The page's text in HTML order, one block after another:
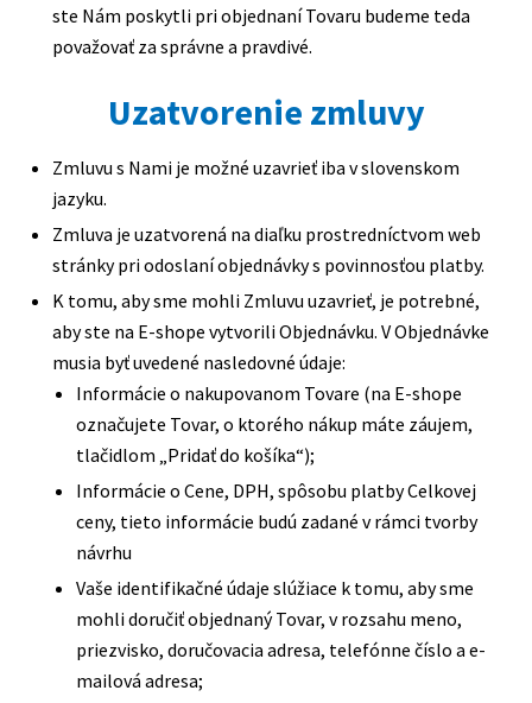
ste Nám poskytli pri objednaní Tovaru budeme teda
považovať za správne a pravdivé.
Uzatvorenie zmluvy
Zmluvu s Nami je možné uzavrieť iba v slovenskom
jazyku.
Zmluva je uzatvorená na diaľku prostredníctvom web
stránky pri odoslaní objednávky s povinnosťou platby.
K tomu, aby sme mohli Zmluvu uzavrieť, je potrebné,
aby ste na E-shope vytvorili Objednávku. V Objednávke
musia byť uvedené nasledovné údaje:
Informácie o nakupovanom Tovare (na E-shope
označujete Tovar, o ktorého nákup máte záujem,
tlačidlom „Pridať do košíka“);
Informácie o Cene, DPH, spôsobu platby Celkovej
ceny, tieto informácie budú zadané v rámci tvorby
návrhu
Vaše identifikačné údaje slúžiace k tomu, aby sme
mohli doručiť objednaný Tovar, v rozsahu meno,
priezvisko, doručovacia adresa, telefónne číslo a e-
mailová adresa;